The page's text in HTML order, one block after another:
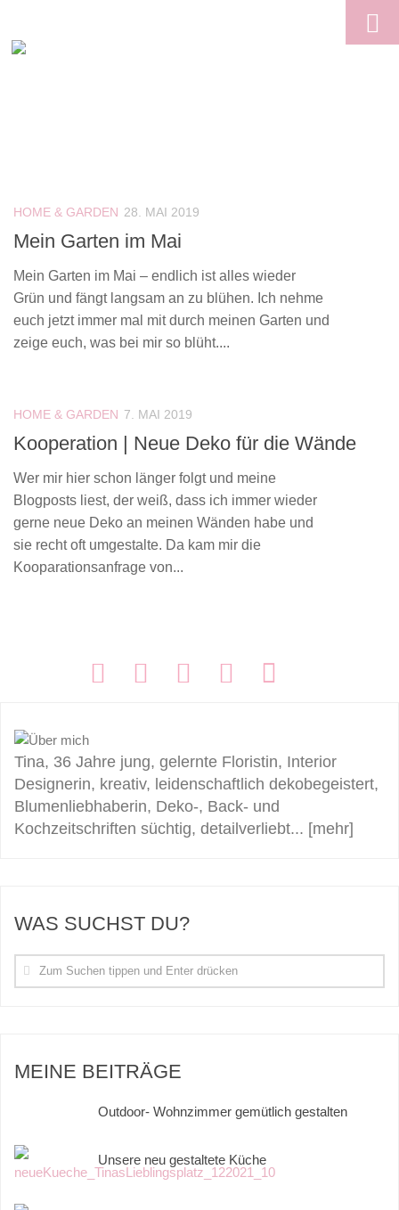
HOME & GARDEN 28. MAI 2019
Mein Garten im Mai
Mein Garten im Mai – endlich ist alles wieder
Grün und fängt langsam an zu blühen. Ich nehme
euch jetzt immer mal mit durch meinen Garten und
zeige euch, was bei mir so blüht....
HOME & GARDEN 7. MAI 2019
Kooperation | Neue Deko für die Wände
Wer mir hier schon länger folgt und meine
Blogposts liest, der weiß, dass ich immer wieder
gerne neue Deko an meinen Wänden habe und
sie recht oft umgestalte. Da kam mir die
Kooparationsanfrage von...
Tina, 36 Jahre jung, gelernte Floristin, Interior
Designerin, kreativ, leidenschaftlich dekobegeistert,
Blumenliebhaberin, Deko-, Back- und
Kochzeitschriften süchtig, detailverliebt... [mehr]
WAS SUCHST DU?
MEINE BEITRÄGE
Outdoor- Wohnzimmer gemütlich gestalten
Unsere neu gestaltete Küche